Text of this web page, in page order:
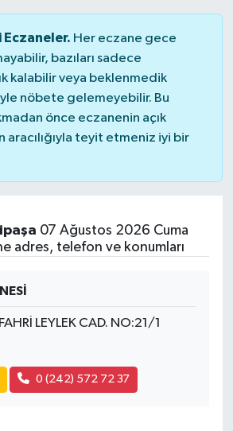
Her eczane gece
bazıları sadece
kalabilir veya beklenmedik
nöbete gelemeyebilir. Bu
önce eczanenin açık
teyit etmeniz iyi bir
07 Ağustos 2026 Cuma
adres, telefon ve konumları
LEYLEK CAD. NO:21/1
0 (242) 572 72 37